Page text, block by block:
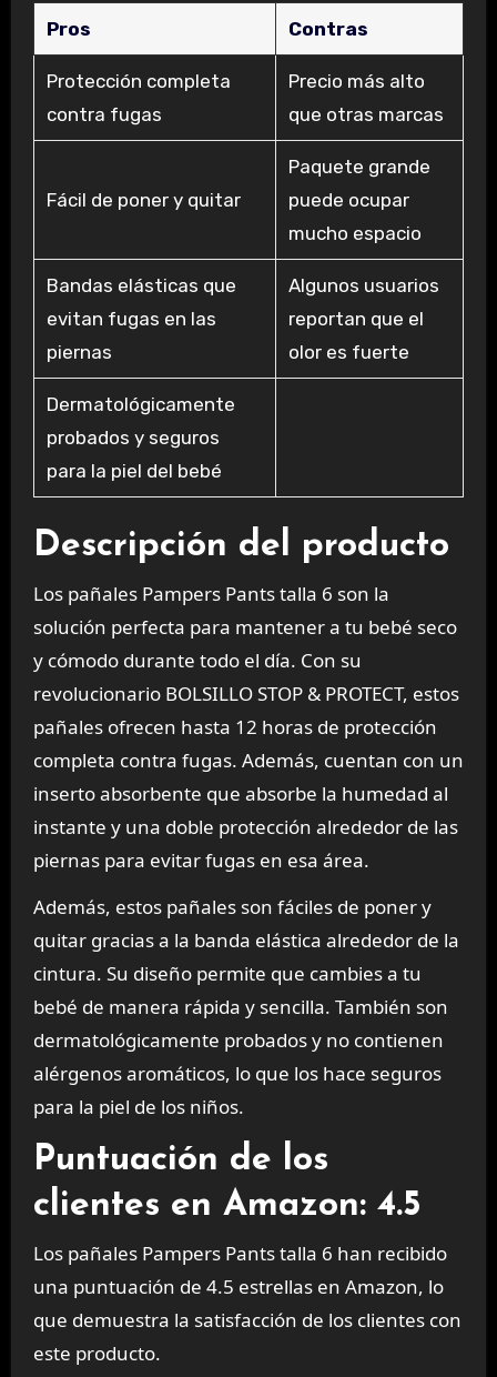
Pros Contras
Protección completa
contra fugas
Precio más alto
que otras marcas
Fácil de poner y quitar
Paquete grande
puede ocupar
mucho espacio
Bandas elásticas que
evitan fugas en las
piernas
Algunos usuarios
reportan que el
olor es fuerte
Dermatológicamente
probados y seguros
para la piel del bebé
Descripción del producto
Los pañales Pampers Pants talla 6 son la
solución perfecta para mantener a tu bebé seco
y cómodo durante todo el día. Con su
revolucionario BOLSILLO STOP & PROTECT, estos
pañales ofrecen hasta 12 horas de protección
completa contra fugas. Además, cuentan con un
inserto absorbente que absorbe la humedad al
instante y una doble protección alrededor de las
piernas para evitar fugas en esa área.
Además, estos pañales son fáciles de poner y
quitar gracias a la banda elástica alrededor de la
cintura. Su diseño permite que cambies a tu
bebé de manera rápida y sencilla. También son
dermatológicamente probados y no contienen
alérgenos aromáticos, lo que los hace seguros
para la piel de los niños.
Puntuación de los
clientes en Amazon: 4.5
Los pañales Pampers Pants talla 6 han recibido
una puntuación de 4.5 estrellas en Amazon, lo
que demuestra la satisfacción de los clientes con
este producto.